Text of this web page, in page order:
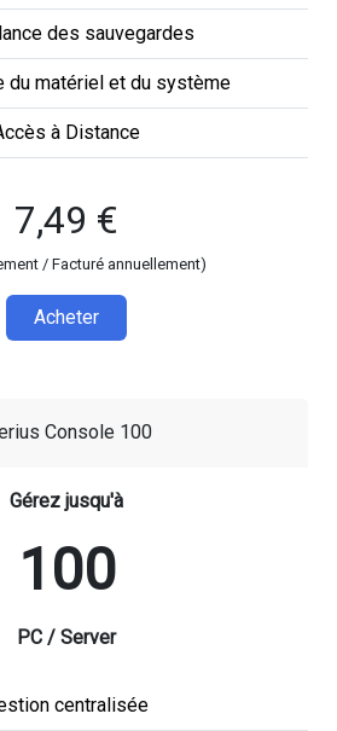
des sauvegardes
du matériel et du système
à Distance
7,49 €
/ Facturé annuellement)
Acheter
Console 100
Gérez jusqu'à
100
PC / Server
centralisée